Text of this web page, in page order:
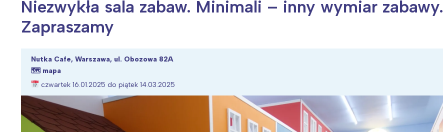
Wiosenny koncert ptaków na płocie
Niezwykła sala zabaw. Minimali – inny wymiar zabawy.
Zapraszamy
Nutka Cafe, Warszawa, ul. Obozowa 82A
🗺 mapa
czwartek 16.01.2025 do piątek 14.03.2025